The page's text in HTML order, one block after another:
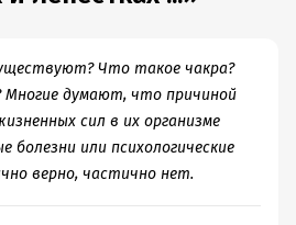
Что такое чакра?
Многие думают, что причиной
сил в их организме
или психологические
верно, частично нет.